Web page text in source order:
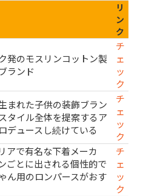
リ
ン
ク
発のモスリンコットン製
ランド
チ
ェ
ッ
ク
まれた子供の装飾ブラン
タイル全体を提案するア
デュースし続けている
チ
ェ
ッ
ク
アで有名な下着メーカ
ごとに出される個性的で
ん用のロンパースがおす
チ
ェ
ッ
ク